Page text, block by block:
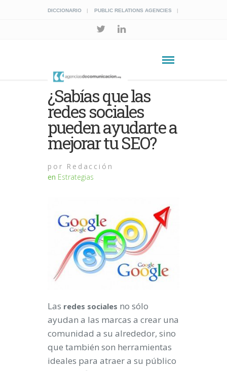
DICCIONARIO PUBLIC RELATIONS AGENCIES
¿Sabías que las
redes sociales
pueden ayudarte a
mejorar tu SEO?
por Redacción
en Estrategias
Las redes sociales no sólo
ayudan a las marcas a crear una
comunidad a su alrededor, sino
que también son herramientas
ideales para atraer a su público